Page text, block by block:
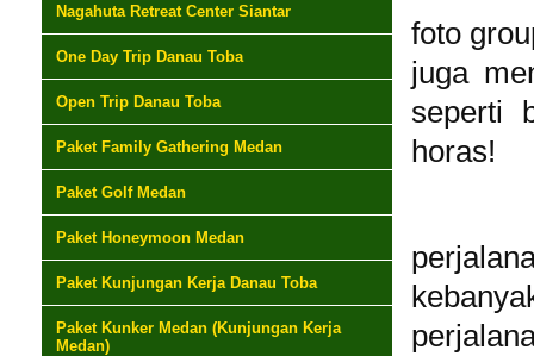
Nagahuta Retreat Center Siantar
One Day Trip Danau Toba
Open Trip Danau Toba
Paket Family Gathering Medan
Paket Golf Medan
Paket Honeymoon Medan
Paket Kunjungan Kerja Danau Toba
Paket Kunker Medan (Kunjungan Kerja
Medan)
foto
juga
seperti
horas!